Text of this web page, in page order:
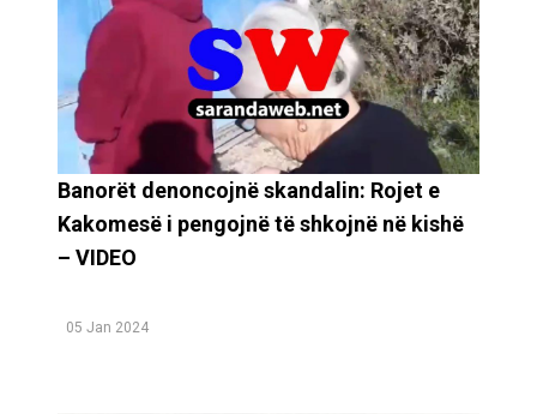
Banorët denoncojnë skandalin: Rojet e
Kakomesë i pengojnë të shkojnë në kishë
– VIDEO
05 Jan 2024